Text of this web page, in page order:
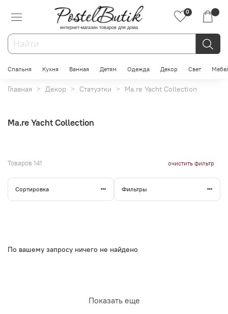
интернет-магазин товаров для дома
0
Спальня Кухня Ванная Детям Одежда Декор Свет
Главная Декор Статуэтки Ma.re Yacht Collection
Ma.re Yacht Collection
Товаров 141 очистить фильтр
Сортировка Фильтры
По вашему запросу ничего не найдено
Показать еще